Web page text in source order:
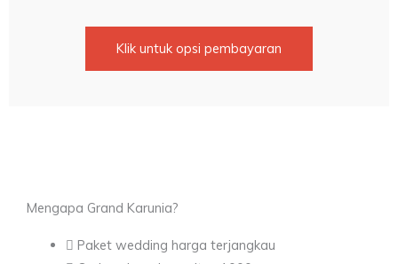
Klik untuk opsi pembayaran
Mengapa Grand Karunia?
Paket wedding harga terjangkau